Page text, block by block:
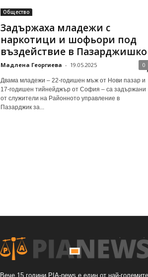
Общество
Задържаха младежи с
наркотици и шофьори под
въздействие в Пазарджишко
Мадлена Георгиева - 19.05.2025 0
Двама младежи – 22-годишен мъж от Нови пазар и
17-годишен тийнейджър от София – са задържани
от служители на Районното управление в
Пазарджик за...
Вече 15 години PIA-news е един от най-големите